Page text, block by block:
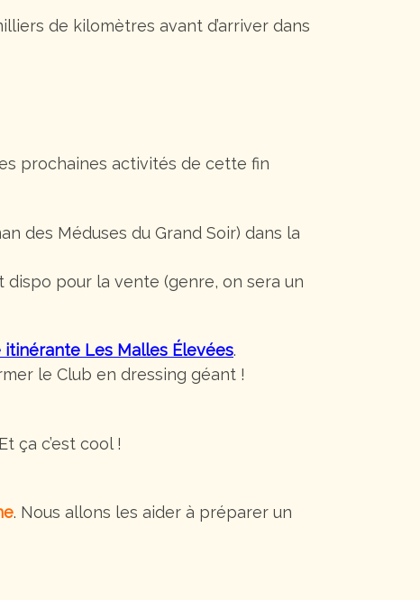
de kilomètres avant d’arriver dans
prochaines activités de cette fin
des Méduses du Grand Soir) dans la
dispo pour la vente (genre, on sera un
Les Malles Élevées.
le Club en dressing géant !
ça c’est cool !
. Nous allons les aider à préparer un